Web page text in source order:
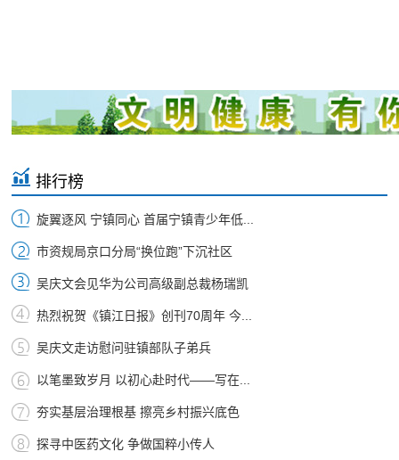
排行榜
旋翼逐风 宁镇同心 首届宁镇青少年低...
市资规局京口分局“换位跑”下沉社区
吴庆文会见华为公司高级副总裁杨瑞凯
热烈祝贺《镇江日报》创刊70周年 今...
吴庆文走访慰问驻镇部队子弟兵
以笔墨致岁月 以初心赴时代——写在...
夯实基层治理根基 擦亮乡村振兴底色
探寻中医药文化 争做国粹小传人